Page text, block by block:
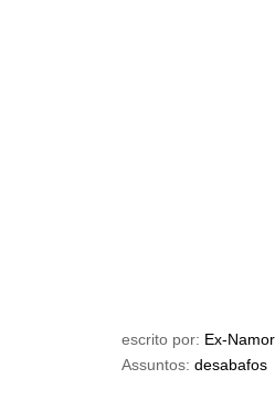
escrito por: Ex-
Assuntos: desabafos